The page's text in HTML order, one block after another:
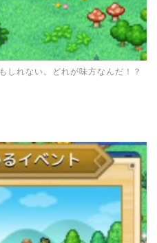
れない。どれが味方なんだ！？